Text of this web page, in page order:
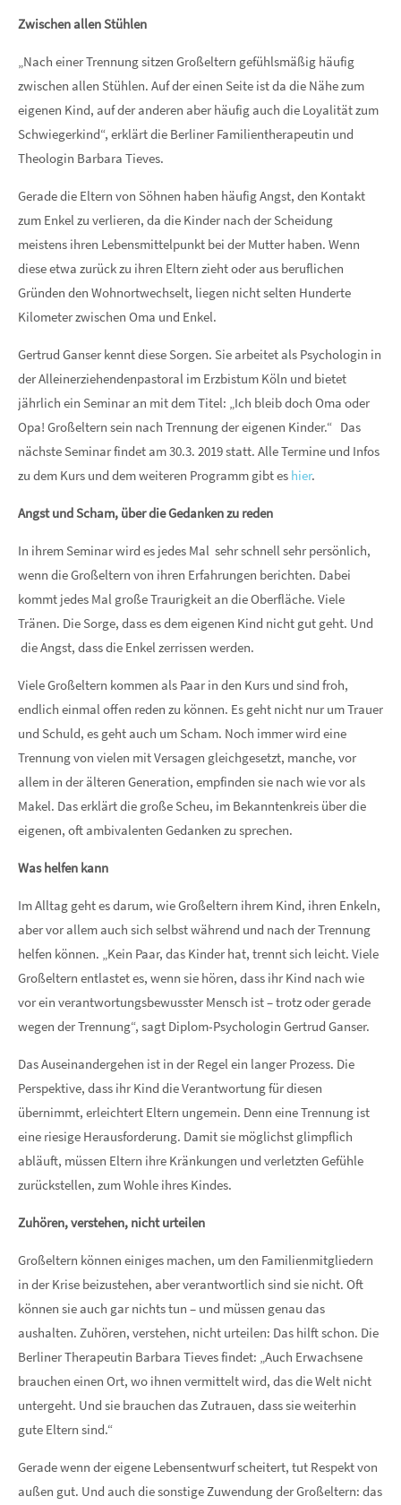
Zwischen allen Stühlen
„Nach einer Trennung sitzen Großeltern gefühlsmäßig häufig
zwischen allen Stühlen. Auf der einen Seite ist da die Nähe zum
eigenen Kind, auf der anderen aber häufig auch die Loyalität zum
Schwiegerkind“, erklärt die Berliner Familientherapeutin und
Theologin Barbara Tieves.
Gerade die Eltern von Söhnen haben häufig Angst, den Kontakt
zum Enkel zu verlieren, da die Kinder nach der Scheidung
meistens ihren Lebensmittelpunkt bei der Mutter haben. Wenn
diese etwa zurück zu ihren Eltern zieht oder aus beruflichen
Gründen den Wohnortwechselt, liegen nicht selten Hunderte
Kilometer zwischen Oma und Enkel.
Gertrud Ganser kennt diese Sorgen. Sie arbeitet als Psychologin in
der Alleinerziehendenpastoral im Erzbistum Köln und bietet
jährlich ein Seminar an mit dem Titel: „Ich bleib doch Oma oder
Opa! Großeltern sein nach Trennung der eigenen Kinder.“ Das
nächste Seminar findet am 30.3. 2019 statt. Alle Termine und Infos
zu dem Kurs und dem weiteren Programm gibt es hier.
Angst und Scham, über die Gedanken zu reden
In ihrem Seminar wird es jedes Mal sehr schnell sehr persönlich,
wenn die Großeltern von ihren Erfahrungen berichten. Dabei
kommt jedes Mal große Traurigkeit an die Oberfläche. Viele
Tränen. Die Sorge, dass es dem eigenen Kind nicht gut geht. Und
die Angst, dass die Enkel zerrissen werden.
Viele Großeltern kommen als Paar in den Kurs und sind froh,
endlich einmal offen reden zu können. Es geht nicht nur um Trauer
und Schuld, es geht auch um Scham. Noch immer wird eine
Trennung von vielen mit Versagen gleichgesetzt, manche, vor
allem in der älteren Generation, empfinden sie nach wie vor als
Makel. Das erklärt die große Scheu, im Bekanntenkreis über die
eigenen, oft ambivalenten Gedanken zu sprechen.
Was helfen kann
Im Alltag geht es darum, wie Großeltern ihrem Kind, ihren Enkeln,
aber vor allem auch sich selbst während und nach der Trennung
helfen können. „Kein Paar, das Kinder hat, trennt sich leicht. Viele
Großeltern entlastet es, wenn sie hören, dass ihr Kind nach wie
vor ein verantwortungsbewusster Mensch ist – trotz oder gerade
wegen der Trennung“, sagt Diplom-Psychologin Gertrud Ganser.
Das Auseinandergehen ist in der Regel ein langer Prozess. Die
Perspektive, dass ihr Kind die Verantwortung für diesen
übernimmt, erleichtert Eltern ungemein. Denn eine Trennung ist
eine riesige Herausforderung. Damit sie möglichst glimpflich
abläuft, müssen Eltern ihre Kränkungen und verletzten Gefühle
zurückstellen, zum Wohle ihres Kindes.
Zuhören, verstehen, nicht urteilen
Großeltern können einiges machen, um den Familienmitgliedern
in der Krise beizustehen, aber verantwortlich sind sie nicht. Oft
können sie auch gar nichts tun – und müssen genau das
aushalten. Zuhören, verstehen, nicht urteilen: Das hilft schon. Die
Berliner Therapeutin Barbara Tieves findet: „Auch Erwachsene
brauchen einen Ort, wo ihnen vermittelt wird, das die Welt nicht
untergeht. Und sie brauchen das Zutrauen, dass sie weiterhin
gute Eltern sind.“
Gerade wenn der eigene Lebensentwurf scheitert, tut Respekt von
außen gut. Und auch die sonstige Zuwendung der Großeltern: das